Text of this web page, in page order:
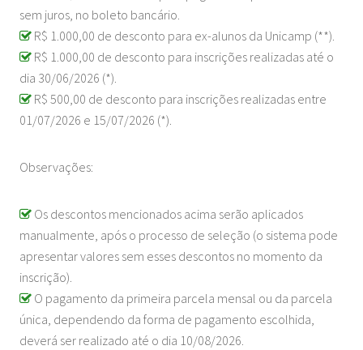
sem juros, no boleto bancário.
R$ 1.000,00 de desconto para ex-alunos da Unicamp (**).
R$ 1.000,00 de desconto para inscrições realizadas até o
dia 30/06/2026 (*).
R$ 500,00 de desconto para inscrições realizadas entre
01/07/2026 e 15/07/2026 (*).
Observações:
Os descontos mencionados acima serão aplicados
manualmente, após o processo de seleção (o sistema pode
apresentar valores sem esses descontos no momento da
inscrição).
O pagamento da primeira parcela mensal ou da parcela
única, dependendo da forma de pagamento escolhida,
deverá ser realizado até o dia 10/08/2026.